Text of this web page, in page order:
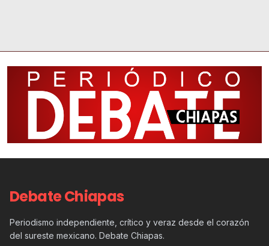
Debate Chiapas
Periodismo independiente, crítico y veraz desde el corazón
del sureste mexicano. Debate Chiapas.